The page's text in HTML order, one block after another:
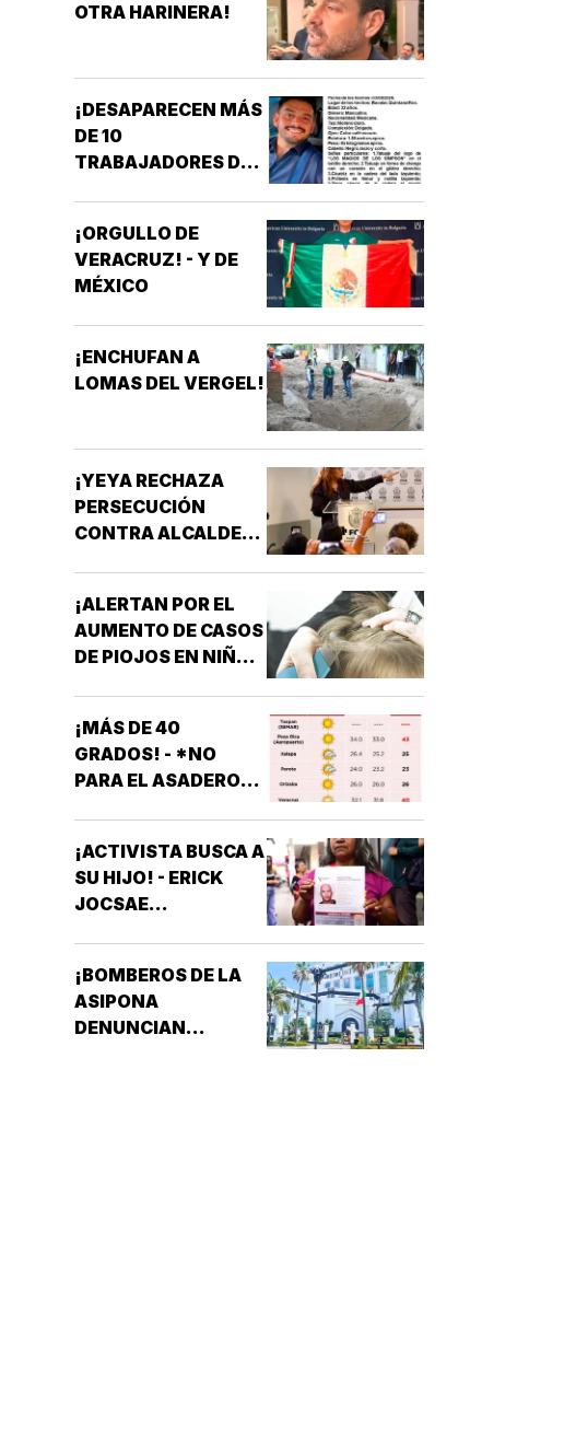
OTRA HARINERA!
¡DESAPARECEN MÁS
DE 10
TRABAJADORES DEL
DESAPARICIÓN
MASIVA
¡ORGULLO DE
VERACRUZ! - Y DE
MÉXICO
¡ENCHUFAN A
LOMAS DEL VERGEL!
¡YEYA RECHAZA
PERSECUCIÓN
CONTRA ALCALDES!
¡ALERTAN POR EL
AUMENTO DE CASOS
DE PIOJOS EN NIÑOS
¡MÁS DE 40
GRADOS! - *NO
PARA EL ASADERO
¡ACTIVISTA BUSCA A
SU HIJO! - ERICK
JOCSAE
¡BOMBEROS DE LA
ASIPONA
DENUNCIAN